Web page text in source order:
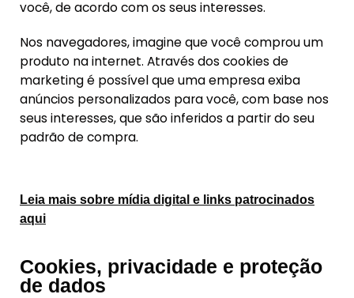
você, de acordo com os seus interesses.
Nos navegadores, imagine que você comprou um
produto na internet. Através dos cookies de
marketing é possível que uma empresa exiba
anúncios personalizados para você, com base nos
seus interesses, que são inferidos a partir do seu
padrão de compra.
Leia mais sobre mídia digital e links patrocinados
aqui
Cookies, privacidade e proteção
de dados